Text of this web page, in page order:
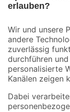
Der toom Newsletter:
Zur Newsletter
Folge uns